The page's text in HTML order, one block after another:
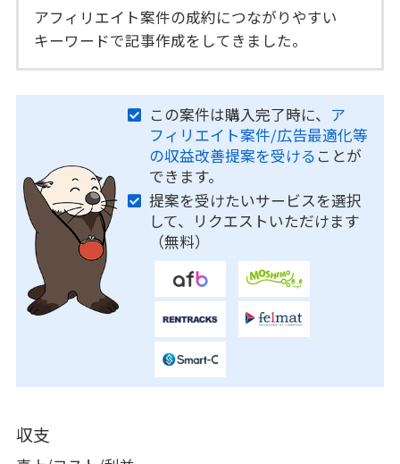
アフィリエイト案件の成約につながりやすい
キーワードで記事作成をしてきました。
この案件は購入完了時に、 ア
フィリエイト案件/広告最適化等
の収益改善提案を受ける ことが
できます。
提案を受けたいサービスを選択
して、リクエストいただけます
（無料）
収支